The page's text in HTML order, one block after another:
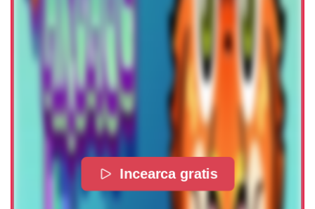
Incearca gratis